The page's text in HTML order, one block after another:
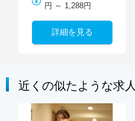
円 ～ 1,288円
詳細を見る
近くの似たような求人